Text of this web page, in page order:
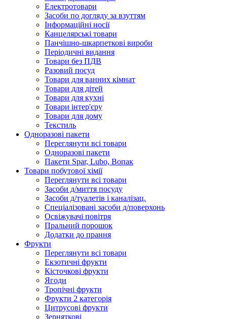
Електротовари
Засоби по догляду за взуттям
Інформаційні носії
Канцелярські товари
Панчішно-шкарпеткові вироби
Періодичні видання
Товари без ПДВ
Разовий посуд
Товари для ванних кімнат
Товари для дітей
Товари для кухні
Товари інтер'єру
Товари для дому
Текстиль
Одноразові пакети
Переглянути всі товари
Одноразові пакети
Пакети Spar, Lubo, Вопак
Товари побутової хімії
Переглянути всі товари
Засоби д/миття посуду
Засоби д/туалетів і каналізац.
Спеціалізовані засоби д/поверхонь
Освіжувачі повітря
Пральний порошок
Додатки до прання
Фрукти
Переглянути всі товари
Екзoтичні фрукти
Кісточкові фрукти
Ягоди
Тропічні фрукти
Фрукти 2 категорія
Цитрусові фрукти
Зерняткові